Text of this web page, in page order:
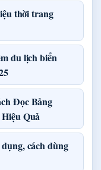
thời trang
du lịch biển
Đọc Bảng
Quả
cách dùng